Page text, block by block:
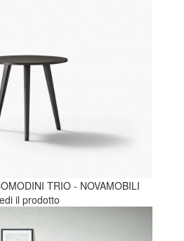
TRIO - NOVAMOBILI
il prodotto